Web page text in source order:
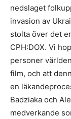
nedslaget
invasion av
stolta över det
CPH:DOX. Vi
personer
film, och att
en
Badziaka och
medverkande